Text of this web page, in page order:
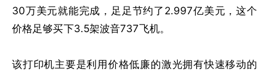
30万美元就能完成，足足节约了2.997亿美元，这个
价格足够买下3.5架波音737飞机。
该打印机主要是利用价格低廉的激光拥有快速移动的